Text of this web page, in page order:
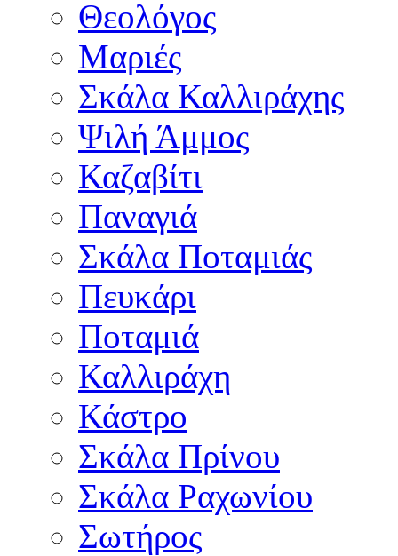
Θεολόγος
Μαριές
Σκάλα Καλλιράχης
Ψιλή Άμμος
Καζαβίτι
Παναγιά
Σκάλα Ποταμιάς
Πευκάρι
Ποταμιά
Καλλιράχη
Κάστρο
Σκάλα Πρίνου
Σκάλα Ραχωνίου
Σωτήρος